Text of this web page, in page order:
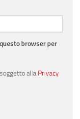
browser per
alla Privacy